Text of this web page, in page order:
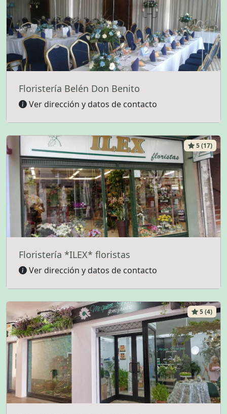
Floristería Belén Don Benito
Ver dirección y datos de contacto
5 (17)
Floristería *ILEX* floristas
Ver dirección y datos de contacto
5 (4)